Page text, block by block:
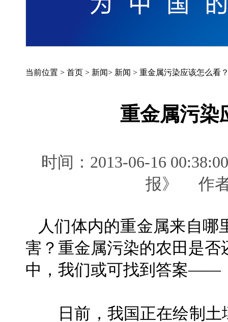
当前位置 > 首页 > 新闻> 新闻 > 重金属污染应该怎么看
重金属污染
时间：2013-06-16
报》 作
人们体内的重金属来自哪
害？重金属污染的农田是
中，我们或可找到答案——
日前，我国正在绘制土